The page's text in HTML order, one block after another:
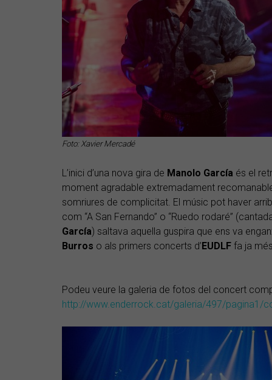
Foto: Xavier Mercadé
L’inici d’una nova gira de Manolo García és el
moment agradable extremadament
somriures de complicitat. El músic pot haver
com “A San Fernando” o “Ruedo rodaré”
García) saltava aquella guspira que ens va
Burros o als primers concerts d’EUDLF fa ja
Podeu veure la galeria de fotos del concert
http://www.enderrock.cat/galeria/497/pagina1/